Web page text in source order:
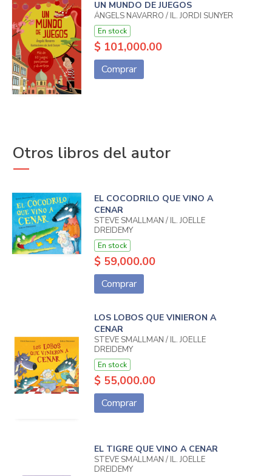
UN MUNDO DE JUEGOS
ÁNGELS NAVARRO / IL. JORDI SUNYER
En stock
$ 101,000.00
Comprar
Otros libros del autor
EL COCODRILO QUE VINO A
CENAR
STEVE SMALLMAN / IL. JOELLE
DREIDEMY
En stock
$ 59,000.00
Comprar
LOS LOBOS QUE VINIERON A
CENAR
STEVE SMALLMAN / IL. JOËLLE
DREIDEMY
En stock
$ 55,000.00
Comprar
EL TIGRE QUE VINO A CENAR
STEVE SMALLMAN / IL. JÖELLE
DREIDEMY